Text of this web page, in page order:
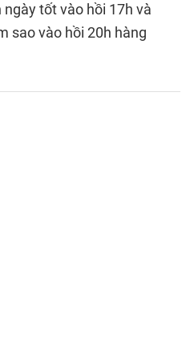
tốt vào hồi 17h và
sao vào hồi 20h hàng